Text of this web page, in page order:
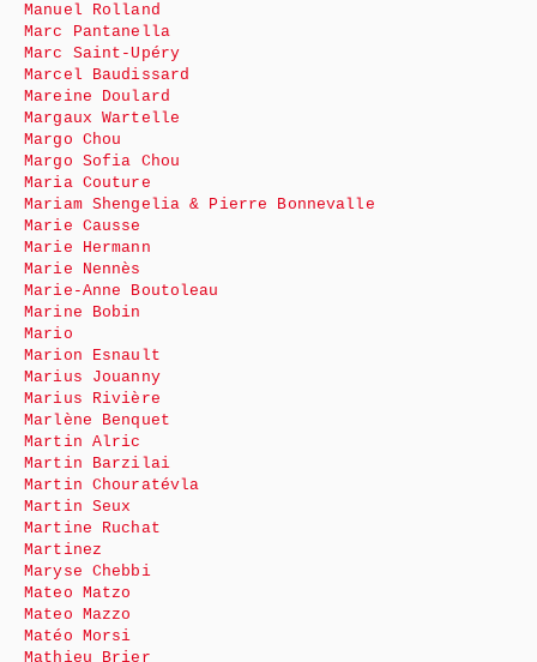
Manuel Rolland
Marc Pantanella
Marc Saint-Upéry
Marcel Baudissard
Mareine Doulard
Margaux Wartelle
Margo Chou
Margo Sofia Chou
Maria Couture
Mariam Shengelia & Pierre Bonnevalle
Marie Causse
Marie Hermann
Marie Nennès
Marie-Anne Boutoleau
Marine Bobin
Mario
Marion Esnault
Marius Jouanny
Marius Rivière
Marlène Benquet
Martin Alric
Martin Barzilai
Martin Chouratévla
Martin Seux
Martine Ruchat
Martinez
Maryse Chebbi
Mateo Matzo
Mateo Mazzo
Matéo Morsi
Mathieu Brier